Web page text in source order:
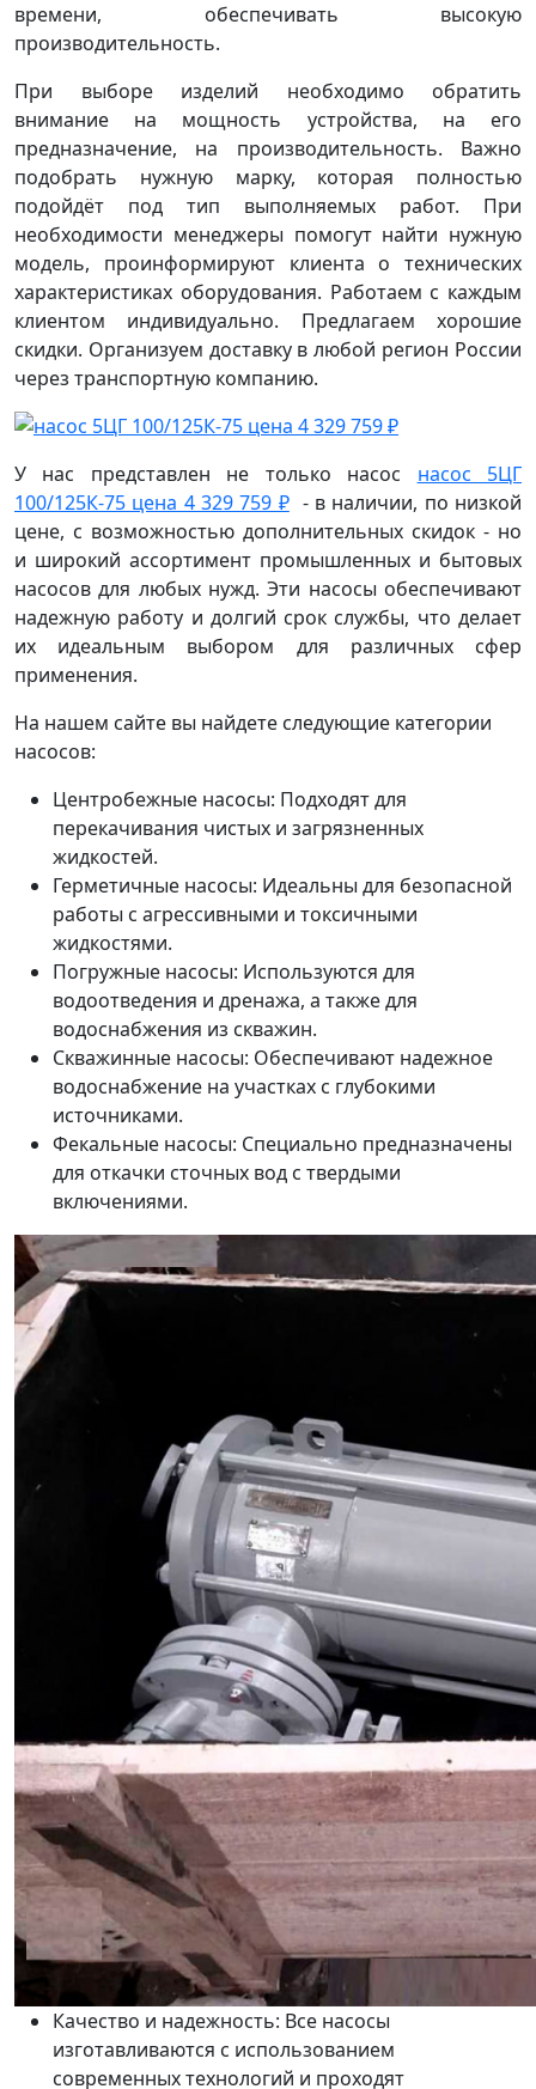
времени, обеспечивать высокую
производительность.
При выборе изделий необходимо обратить
внимание на мощность устройства, на его
предназначение, на производительность. Важно
подобрать нужную марку, которая полностью
подойдёт под тип выполняемых работ. При
необходимости менеджеры помогут найти нужную
модель, проинформируют клиента о технических
характеристиках оборудования. Работаем с каждым
клиентом индивидуально. Предлагаем хорошие
скидки. Организуем доставку в любой регион России
через транспортную компанию.
У нас представлен не только насос насос 5ЦГ
100/125К-75 цена 4 329 759 ₽- в наличии, по низкой
цене, с возможностью дополнительных скидок - но
и широкий ассортимент промышленных и бытовых
насосов для любых нужд. Эти насосы обеспечивают
надежную работу и долгий срок службы, что делает
их идеальным выбором для различных сфер
применения.
На нашем сайте вы найдете следующие категории
насосов:
Центробежные насосы: Подходят для
перекачивания чистых и загрязненных
жидкостей.
Герметичные насосы: Идеальны для безопасной
работы с агрессивными и токсичными
жидкостями.
Погружные насосы: Используются для
водоотведения и дренажа, а также для
водоснабжения из скважин.
Скважинные насосы: Обеспечивают надежное
водоснабжение на участках с глубокими
источниками.
Фекальные насосы: Специально предназначены
для откачки сточных вод с твердыми
включениями.
Качество и надежность: Все насосы
изготавливаются с использованием
современных технологий и проходят